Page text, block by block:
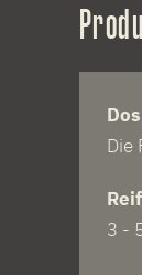
Die
3 -